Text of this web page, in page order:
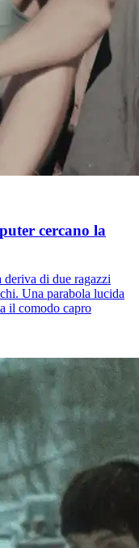
cercano la
deriva di due ragazzi
Una parabola lucida
il comodo capro